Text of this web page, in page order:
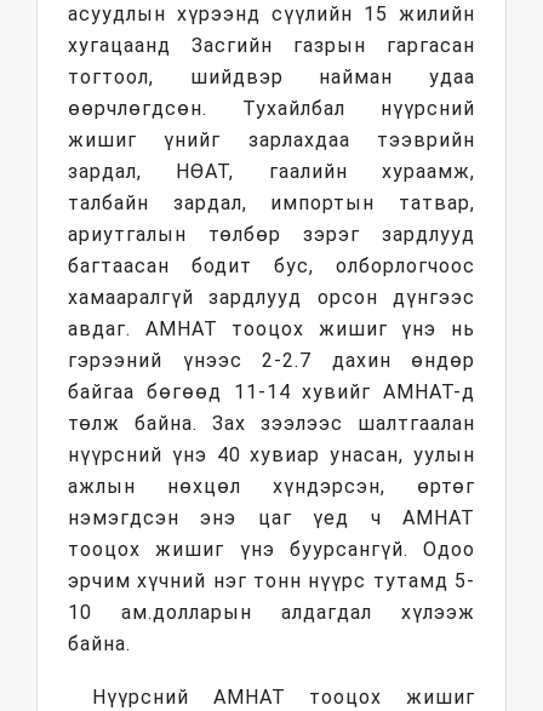
асуудлын хүрээнд сүүлийн 15 жилийн
хугацаанд Засгийн газрын гаргасан
тогтоол, шийдвэр найман удаа
өөрчлөгдсөн. Тухайлбал нүүрсний
жишиг үнийг зарлахдаа тээврийн
зардал, НӨАТ, гаалийн хураамж,
талбайн зардал, импортын татвар,
ариутгалын төлбөр зэрэг зардлууд
багтаасан бодит бус, олборлогчоос
хамааралгүй зардлууд орсон дүнгээс
авдаг. АМНАТ тооцох жишиг үнэ нь
гэрээний үнээс 2-2.7 дахин өндөр
байгаа бөгөөд 11-14 хувийг АМНАТ-д
төлж байна. Зах зээлээс шалтгаалан
нүүрсний үнэ 40 хувиар унасан, уулын
ажлын нөхцөл хүндэрсэн, өртөг
нэмэгдсэн энэ цаг үед ч АМНАТ
тооцох жишиг үнэ буурсангүй. Одоо
эрчим хүчний нэг тонн нүүрс тутамд 5-
10 ам.долларын алдагдал хүлээж
байна.
Нүүрсний АМНАТ тооцох жишиг